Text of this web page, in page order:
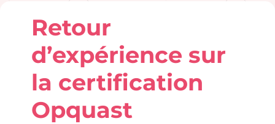
Retour
d’expérience sur
la certification
Opquast